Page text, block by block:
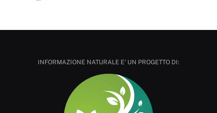
INFORMAZIONE NATURALE E' UN PROGETTO DI: